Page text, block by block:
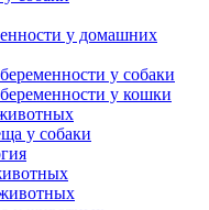
у домашних
у собаки
у кошки
у собаки